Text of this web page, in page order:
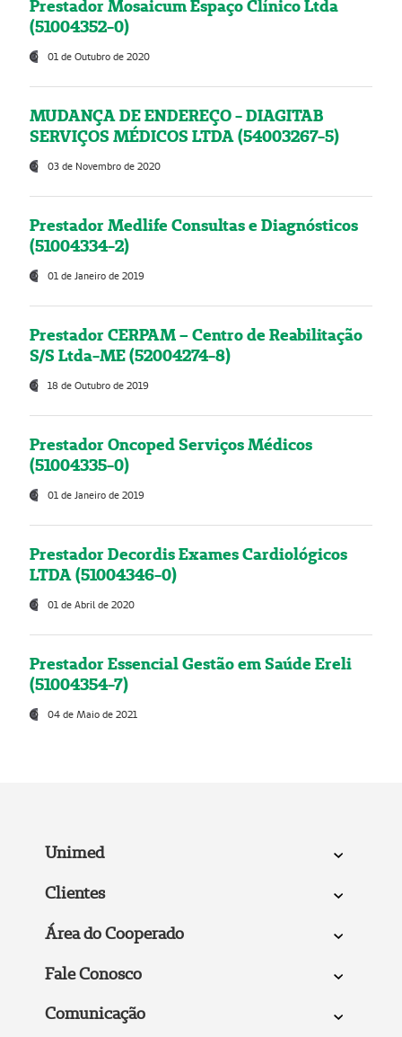
Prestador Mosaicum Espaço Clínico Ltda
(51004352-0)
01 de Outubro de 2020
MUDANÇA DE ENDEREÇO - DIAGITAB
SERVIÇOS MÉDICOS LTDA (54003267-5)
03 de Novembro de 2020
Prestador Medlife Consultas e Diagnósticos
(51004334-2)
01 de Janeiro de 2019
Prestador CERPAM – Centro de Reabilitação
S/S Ltda-ME (52004274-8)
18 de Outubro de 2019
Prestador Oncoped Serviços Médicos
(51004335-0)
01 de Janeiro de 2019
Prestador Decordis Exames Cardiológicos
LTDA (51004346-0)
01 de Abril de 2020
Prestador Essencial Gestão em Saúde Ereli
(51004354-7)
04 de Maio de 2021
Unimed
Clientes
Área do Cooperado
Fale Conosco
Comunicação